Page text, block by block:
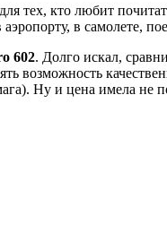
тех, кто любит
в самолете,
602. Долго искал,
возможность
Ну и цена имела